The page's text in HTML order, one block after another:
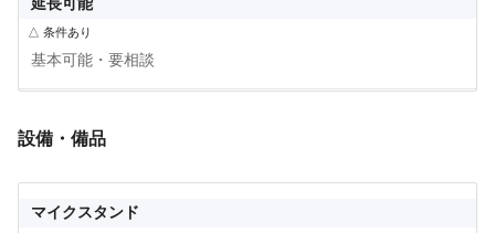
延長可能
△ 条件あり
基本可能・要相談
設備・備品
マイクスタンド